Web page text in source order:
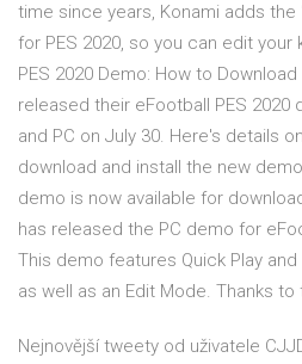
time since years, Konami adds the
for PES 2020, so you can edit your
PES 2020 Demo: How to
released their eFootball PES 2020
and PC on July 30. Here's details
download and install the new
demo is now available for
has released the PC demo for
This demo features Quick Play
as well as an Edit Mode. Thanks
Nejnovější tweety od uživatele